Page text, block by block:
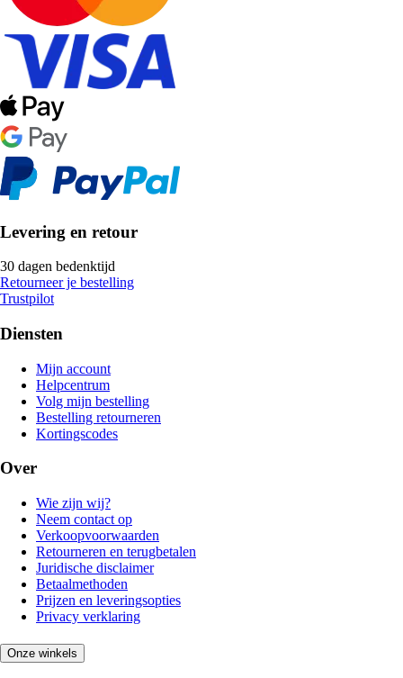
Levering en retour
30 dagen bedenktijd
Retourneer je bestelling
Trustpilot
Diensten
Mijn account
Helpcentrum
Volg mijn bestelling
Bestelling retourneren
Kortingscodes
Over
Wie zijn wij?
Neem contact op
Verkoopvoorwaarden
Retourneren en terugbetalen
Juridische disclaimer
Betaalmethoden
Prijzen en leveringsopties
Privacy verklaring
Onze winkels